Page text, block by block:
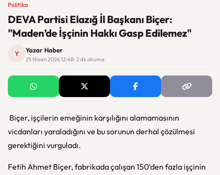
Politika
DEVA Partisi Elazığ İl Başkanı Biçer:
"Maden’de İşçinin Hakkı Gasp Edilemez"
Y Yazar Haber
25 Nisan 2026 12:48 · 2 dk okuma
Biçer, işçilerin emeğinin karşılığını alamamasının
vicdanları yaraladığını ve bu sorunun derhal çözülmesi
gerektiğini vurguladı.
Fetih Ahmet Biçer, fabrikada çalışan 150'den fazla işçinin